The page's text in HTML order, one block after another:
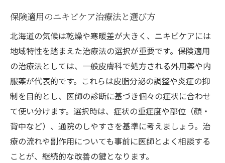
保険適用のニキビケア治療法と選び方
北海道の気候は乾燥や寒暖差が大きく、ニキビケアには
地域特性を踏まえた治療法の選択が重要です。保険適用
の治療法としては、一般皮膚科で処方される外用薬や内
服薬が代表的です。これらは皮脂分泌の調整や炎症の抑
制を目的とし、医師の診断に基づき個々の症状に合わせ
て使い分けます。選択時は、症状の重症度や部位（顔・
背中など）、通院のしやすさを基準に考えましょう。治
療の流れや副作用についても事前に医師とよく相談する
ことが、継続的な改善の鍵となります。